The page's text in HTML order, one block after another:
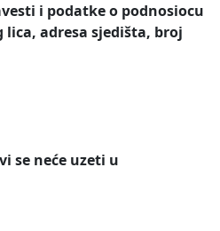
i podatke o podnosiocu
lica, adresa sjedišta, broj
se neće uzeti u